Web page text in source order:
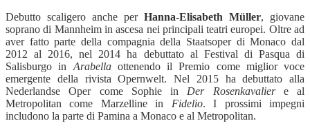
Debutto scaligero anche per Hanna-Elisabeth Müller, giovane
soprano di Mannheim in ascesa nei principali teatri europei. Oltre ad
aver fatto parte della compagnia della Staatsoper di Monaco dal
2012 al 2016, nel 2014 ha debuttato al Festival di Pasqua di
Salisburgo in Arabella ottenendo il Premio come miglior voce
emergente della rivista Opernwelt. Nel 2015 ha debuttato alla
Nederlandse Oper come Sophie in Der Rosenkavaliere al
Metropolitan come Marzelline in Fidelio. I prossimi impegni
includono la parte di Pamina a Monaco e al Metropolitan.